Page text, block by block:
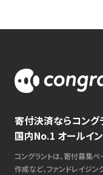
寄付決済ならコング
国内No.1 オールイ
コングラントは、寄付募集
作成など、ファンドレイジ